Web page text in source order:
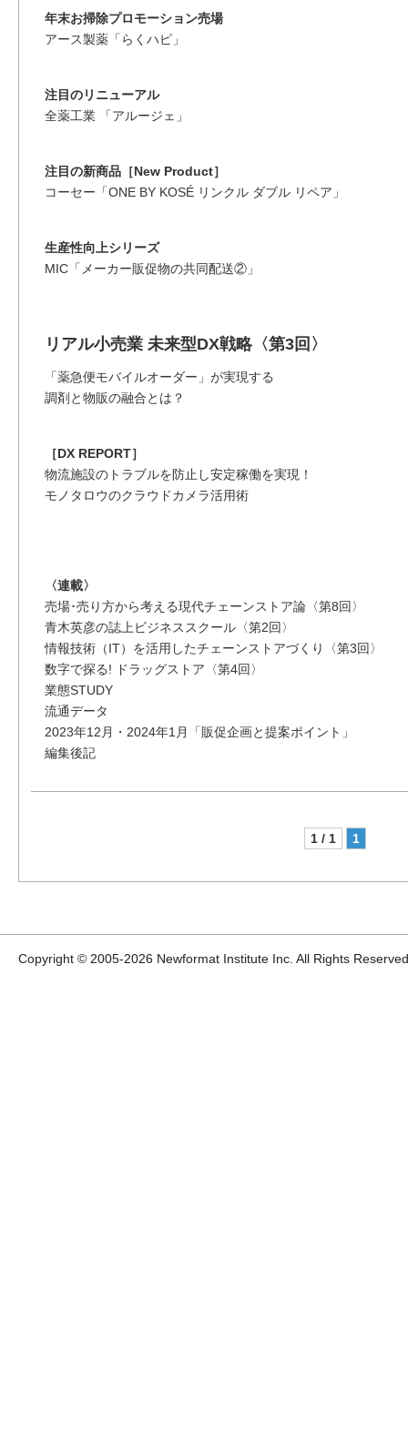
年末お掃除プロモーション売場
アース製薬「らくハピ」
注目のリニューアル
全薬工業 「アルージェ」
注目の新商品［New Product］
コーセー「ONE BY KOSÉ リンクル ダブル リペア」
生産性向上シリーズ
MIC「メーカー販促物の共同配送②」
リアル小売業 未来型DX戦略〈第3回〉
「薬急便モバイルオーダー」が実現する
調剤と物販の融合とは？
［DX REPORT］
物流施設のトラブルを防止し安定稼働を実現！
モノタロウのクラウドカメラ活用術
〈連載〉
売場･売り方から考える現代チェーンストア論〈第8回〉
青木英彦の誌上ビジネススクール〈第2回〉
情報技術（IT）を活用したチェーンストアづくり〈第3回〉
数字で探る! ドラッグストア〈第4回〉
業態STUDY
流通データ
2023年12月・2024年1月「販促企画と提案ポイント」
編集後記
1 / 1 1
Copyright © 2005-2026 Newformat Institute Inc. All Rights